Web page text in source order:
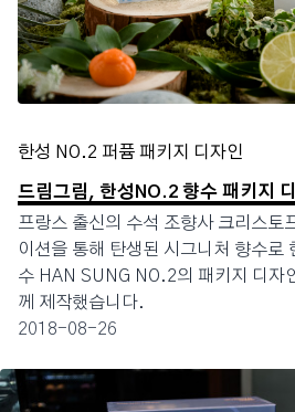
한성 NO.2 퍼퓸 패키지 디자인
드림그림, 한성NO.2 향수 패키지
프랑스 출신의 수석 조향사 크리스토
이션을 통해 탄생된 시그니처 향수로
수 HAN SUNG NO.2의 패키지 디자
께 제작했습니다.
2018-08-26